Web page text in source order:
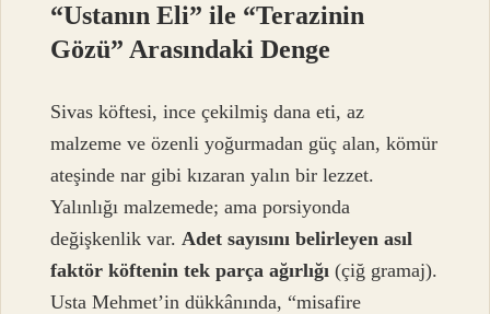
“Ustanın Eli” ile “Terazinin
Gözü” Arasındaki Denge
Sivas köftesi, ince çekilmiş dana eti, az
malzeme ve özenli yoğurmadan güç alan, kömür
ateşinde nar gibi kızaran yalın bir lezzet.
Yalınlığı malzemede; ama porsiyonda
değişkenlik var. Adet sayısını belirleyen asıl
faktör köftenin tek parça ağırlığı (çiğ gramaj).
Usta Mehmet’in dükkânında, “misafire